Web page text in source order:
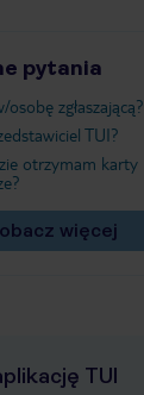
pytania
zgłaszającą?
TUI?
otrzymam karty
więcej
TUI